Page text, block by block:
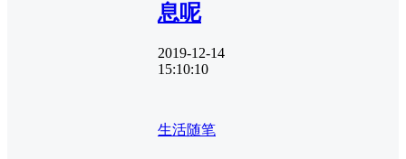
息呢
2019-12-14
15:10:10
生活随笔